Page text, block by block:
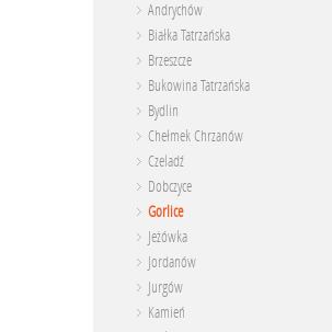
Andrychów
Białka Tatrzańska
Brzeszcze
Bukowina Tatrzańska
Bydlin
Chełmek Chrzanów
Czeladź
Dobczyce
Gorlice
Jeżówka
Jordanów
Jurgów
Kamień